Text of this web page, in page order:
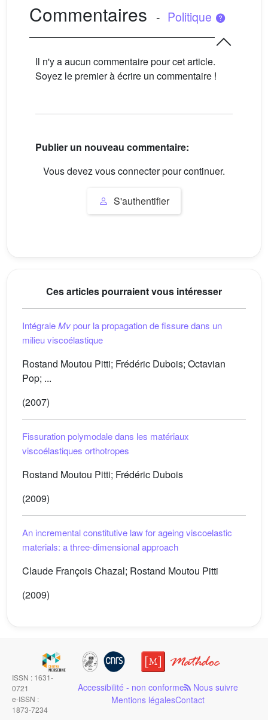
Commentaires - Politique
Il n'y a aucun commentaire pour cet article.
Soyez le premier à écrire un commentaire !
Publier un nouveau commentaire:
Vous devez vous connecter pour continuer.
S'authentifier
Ces articles pourraient vous intéresser
IntégraleMvpour la propagation de fissure dans un
milieu viscoélastique
Rostand Moutou Pitti; Frédéric Dubois; Octavian
Pop; ...
(2007)
Fissuration polymodale dans les matériaux
viscoélastiques orthotropes
Rostand Moutou Pitti; Frédéric Dubois
(2009)
An incremental constitutive law for ageing viscoelastic
materials: a three-dimensional approach
Claude François Chazal; Rostand Moutou Pitti
(2009)
ISSN : 1631-
0721
e-ISSN :
1873-7234
Accessibilité - non conforme Nous suivre
Mentions légalesContact